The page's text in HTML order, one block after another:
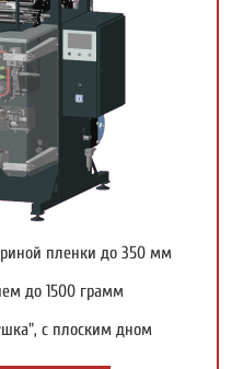
пленки до 350 мм
до 1500 грамм
с плоским дном